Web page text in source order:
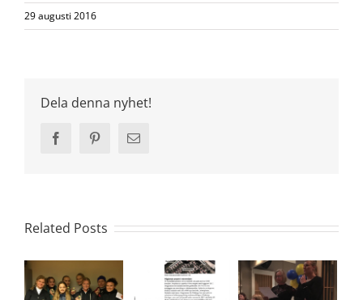
29 augusti 2016
Dela denna nyhet!
FacebookPinterestEmail
Related Posts